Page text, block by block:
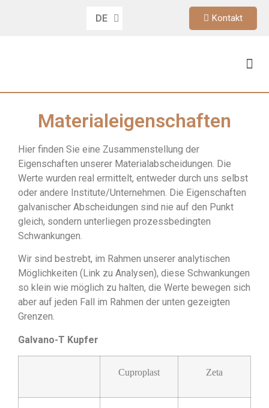
DE
EN Kontakt
Materialeigenschaften
Hier finden Sie eine Zusammenstellung der
Eigenschaften unserer Materialabscheidungen. Die
Werte wurden real ermittelt, entweder durch uns selbst
oder andere Institute/Unternehmen. Die Eigenschaften
galvanischer Abscheidungen sind nie auf den Punkt
gleich, sondern unterliegen prozessbedingten
Schwankungen.
Wir sind bestrebt, im Rahmen unserer analytischen
Möglichkeiten (Link zu Analysen), diese Schwankungen
so klein wie möglich zu halten, die Werte bewegen sich
aber auf jeden Fall im Rahmen der unten gezeigten
Grenzen.
Galvano-T Kupfer
Cuproplast Zeta